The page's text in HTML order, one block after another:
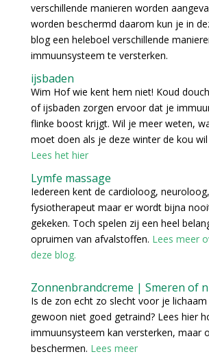
verschillende manieren worden
worden beschermd daarom kun je in
blog een heleboel verschillende
immuunsysteem te versterken.
ijsbaden
Wim Hof wie kent hem niet! Koud
of ijsbaden zorgen ervoor dat je
flinke boost krijgt. Wil je meer weten,
moet doen als je deze winter de kou
Lees het hier
Lymfe massage
Iedereen kent de cardioloog, neuroloog,
fysiotherapeut maar er wordt bijna
gekeken. Toch spelen zij een heel
opruimen van afvalstoffen. Lees meer
deze blog.
Zonnenbrandcreme | Smeren of
Is de zon echt zo slecht voor je
gewoon niet goed getraind? Lees hier
immuunsysteem kan versterken, maar
beschermen. Lees meer